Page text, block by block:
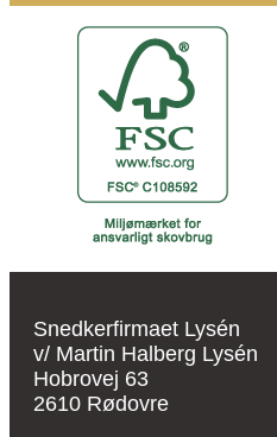
Snedkerfirmaet Lysén
v/ Martin Halberg Lysén
Hobrovej 63
2610 Rødovre